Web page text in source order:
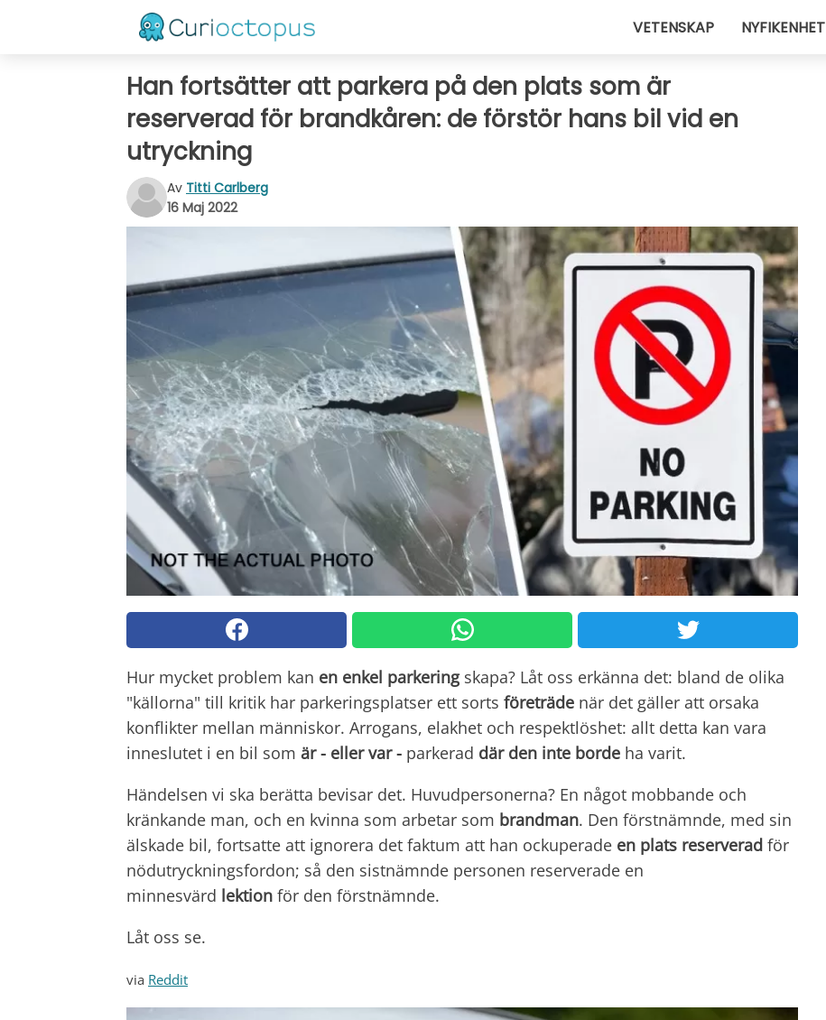
VETENSKAP NYFIKENHET
Han fortsätter att parkera på den plats som är
reserverad för brandkåren: de förstör hans bil vid en
utryckning
Av Titti Carlberg
16 Maj 2022
Hur mycket problem kan en enkel parkeringskapa? Låt oss erkänna det: bland de olika
"källorna" till kritik har parkeringsplatser ett sorts företräde när det gäller att orsaka
konflikter mellan människor. Arrogans, elakhet och respektlöshet: allt detta kan vara
inneslutet i en bil som är- eller var - parkerad där den inte borde ha varit.
Händelsen vi ska berätta bevisar det. Huvudpersonerna? En något mobbande och
kränkande man, och en kvinna som arbetar som brandman. Den förstnämnde, med sin
älskade bil, fortsatte att ignorera det faktum att han ockuperade en plats reserverad för
nödutryckningsfordon; så den sistnämnde personen reserverade en
minnesvärd lektion för den förstnämnde.
Låt oss se.
via Reddit